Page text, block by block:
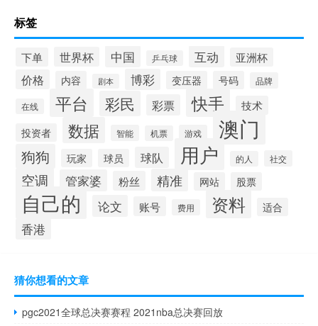
标签
下单 世界杯 中国 乒乓球 互动 亚洲杯
价格 内容 剧本 博彩 变压器 号码 品牌
在线 平台 彩民 彩票 快手 技术
投资者 数据 智能 机票 游戏 澳门
狗狗 玩家 球员 球队 用户 的人 社交
空调 管家婆 粉丝 精准 网站 股票
自己的 论文 账号 费用 资料 适合
香港
猜你想看的文章
pgc2021全球总决赛赛程 2021nba总决赛回放